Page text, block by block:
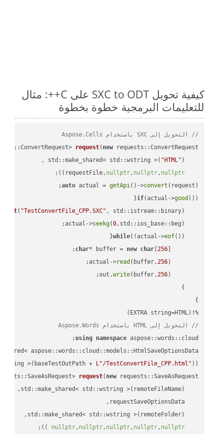
كيفية تحويل SXC to ODT على C++: مثال
للتعليمات البرمجية خطوة بخطوة
// التحويل إلى SXC باستخدام Aspose.Cells
request( new
"HTML"
    requestFile,
nullptr, nullptr, nullptr
))
;
auto actual = getApi()->convert (request);
if(actual->good
out( "TestConvertFile_CPP.SXC" , std::istream::binary)
seekg(0
while(!actual->eof
char* buffer = new char[ 256
read (buffer,256
write(buffer,256
%!(EXTRA string=HTML)
// التحويل إلى HTML باستخدام Aspose.Words
using namespace aspose::words::cloud;
>(baseTestOutPath + L"/TestConvertFile_CPP.html" ));
request( new
nullptr, nullptr, nullptr, nullptr, nullptr
))
;